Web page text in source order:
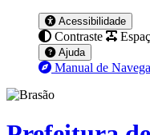
Acessibilidade
Contraste
Ajuda
Manual de